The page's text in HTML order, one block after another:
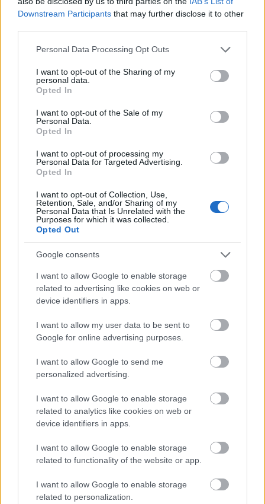
Downstream Participants that may further disclose it to other
Please note that this website/app uses one or more Google
not limited to your visit or usage behaviour. You may click to
grant or deny consent to Google and its third-party tags to
use your data for below specified purposes in below Google
consent section.
Personal Data Processing Opt Outs
I want to opt-out of the Sharing of my
personal data.
Opted In
I want to opt-out of the Sale of my
Personal Data.
Opted In
I want to opt-out of processing my
Personal Data for Targeted Advertising.
Opted In
I want to opt-out of Collection, Use,
Retention, Sale, and/or Sharing of my
Personal Data that Is Unrelated with the
Purposes for which it was collected.
Opted Out
Google consents
I want to allow Google to enable storage
related to advertising like cookies on web or
device identifiers in apps.
I want to allow my user data to be sent to
Google for online advertising purposes.
I want to allow Google to send me
personalized advertising.
I want to allow Google to enable storage
related to analytics like cookies on web or
device identifiers in apps.
I want to allow Google to enable storage
related to functionality of the website or app.
I want to allow Google to enable storage
related to personalization.
Művészi munkáját csapongó ötletgazdaság,
állandó megújulási készség, a színház iránti
szenvedélyes szeretet jellemezte. Majorban
nem volt külön választható a színész, a
és mindez összefüggött közéleti
tevékenységével, elkötelezett
munkáskultúra előadásain, tagja volt a
Független Színpadnak, rendezte az
ellenállási mozgalomban. 1949-1953 és 1958-
1961 között országgyűlési képviselő, 1957-
tagja volt. Művészi munkáját 1948-ban és
1955-ben Kossuth-díjjal ismerték el, a kiváló
művészi címet 1950-ben kapta.
Ő volt a magyar színháztörténet leghosszabb
rendelkező kultúrpolitikusa. Pedig eleinte
nem sokra tartották színészi képességeit:
pincért, portást, 2. korhelyt, 3. lovagot, 1.
szolgát játszott. A helyzet 1945 tavaszán
változott meg, amikor a kommunista párt az
első társulatának élére. Harmincöt évesen
lépett olyan nagynevű elődök örökébe, mint
Megbízatását egyfajta pártfeladatnak
tekintette, mert a színházigazgatáshoz
valójában nem értett. Tizenhét évvel később,
1962-ben váltották le, ezután főrendezője lett
végéig mit sem csökkent. Major azt vallotta,
színházat csak dühösen lehet csinálni, a